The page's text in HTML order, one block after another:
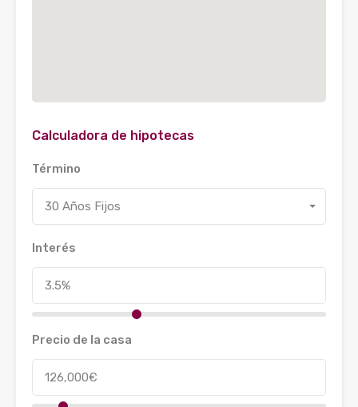
Calculadora de hipotecas
Término
30 Años Fijos
Interés
Precio de la casa